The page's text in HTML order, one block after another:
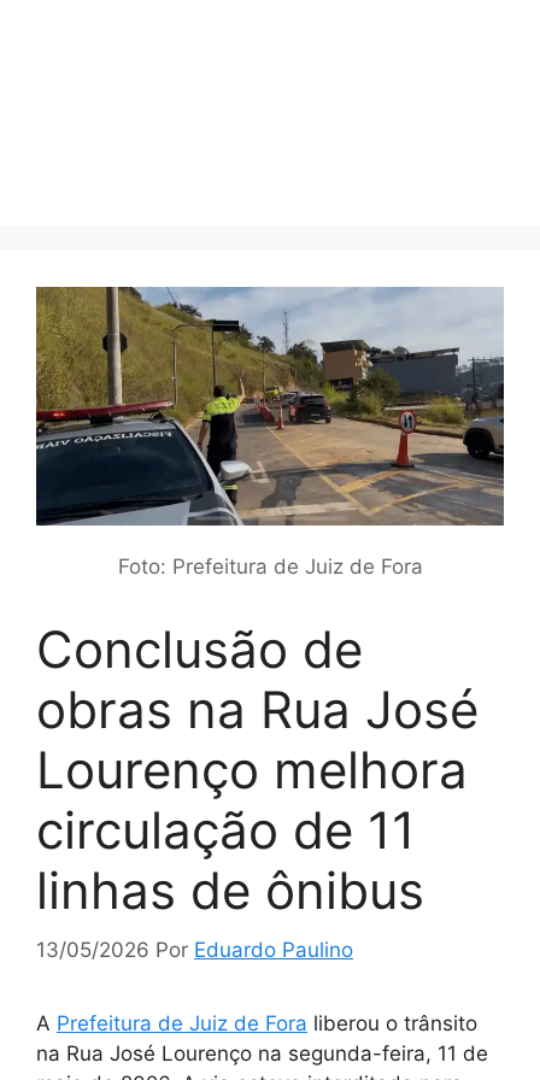
Foto: Prefeitura de Juiz de Fora
Conclusão de
obras na Rua José
Lourenço melhora
circulação de 11
linhas de ônibus
13/05/2026 Por Eduardo Paulino
A Prefeitura de Juiz de Fora liberou o trânsito
na Rua José Lourenço na segunda-feira, 11 de